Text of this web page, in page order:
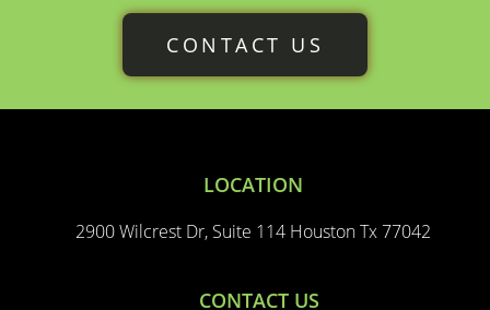
CONTACT US
LOCATION
2900 Wilcrest Dr, Suite 114 Houston Tx 77042
CONTACT US